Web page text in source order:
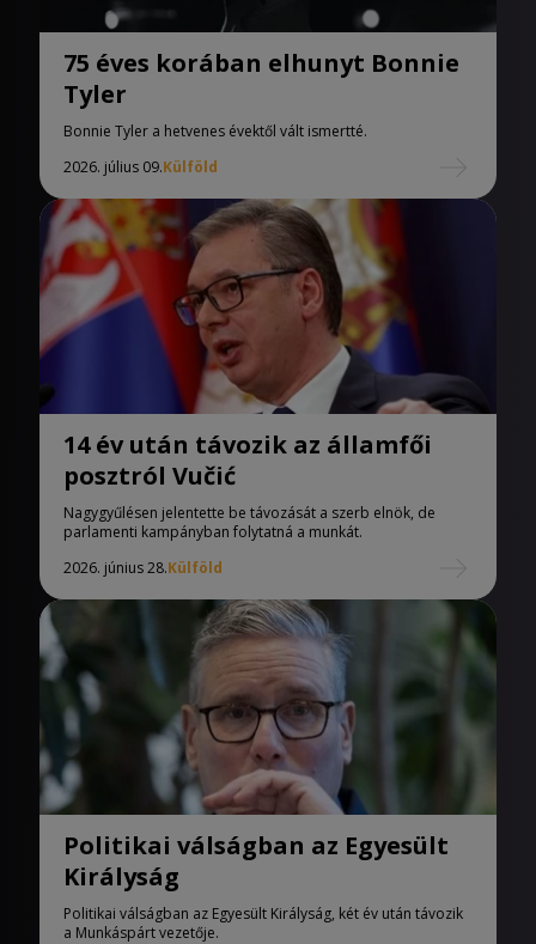
75 éves korában elhunyt Bonnie
Tyler
Bonnie Tyler a hetvenes évektől vált ismertté.
2026. július 09.Külföld
14 év után távozik az államfői
posztról Vučić
Nagygyűlésen jelentette be távozását a szerb elnök, de
parlamenti kampányban folytatná a munkát.
2026. június 28.Külföld
Politikai válságban az Egyesült
Királyság
Politikai válságban az Egyesült Királyság, két év után távozik
a Munkáspárt vezetője.